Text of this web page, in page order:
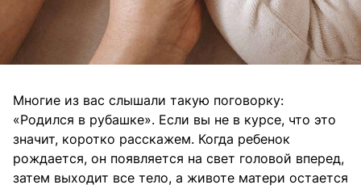
Многие из вас слышали такую поговорку:
«Родился в рубашке». Если вы не в курсе, что это
значит, коротко расскажем. Когда ребенок
рождается, он появляется на свет головой вперед,
затем выходит все тело, а животе матери остается